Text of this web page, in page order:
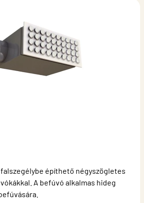
falszegélybe építhető négyszögletes
A befúvó alkalmas hideg